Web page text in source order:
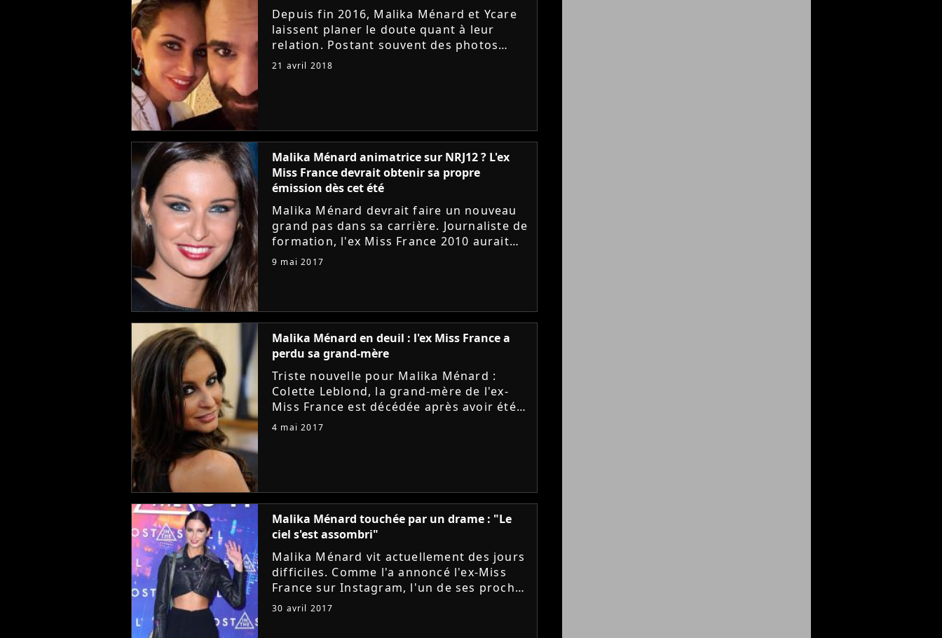
Depuis fin 2016, Malika Ménard et Ycare
laissent planer le doute quant à leur
relation. Postant souvent des photos
d'eux au même endroit, sans poser
21 avril 2018
Malika Ménard animatrice sur NRJ12 ? L'ex
Miss France devrait obtenir sa propre
émission dès cet été
Malika Ménard devrait faire un nouveau
grand pas dans sa carrière. Journaliste de
formation, l'ex Miss France 2010 aurait
signé un contrat d'animatrice sur NRJ12
9 mai 2017
Malika Ménard en deuil : l'ex Miss France a
perdu sa grand-mère
Triste nouvelle pour Malika Ménard :
Colette Leblond, la grand-mère de l'ex-
Miss France est décédée après avoir été
percutée par une voiture à Cherbourg, le
4 mai 2017
Malika Ménard touchée par un drame : "Le
ciel s'est assombri"
Malika Ménard vit actuellement des jours
difficiles. Comme l'a annoncé l'ex-Miss
France sur Instagram, l'un de ses proches
a grandement besoin de son aide.
30 avril 2017